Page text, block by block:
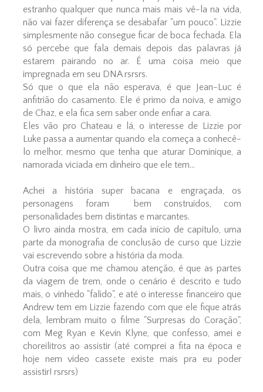
estranho qualquer que nunca mais mais vê-la na vida,
não vai fazer diferença se desabafar "um pouco". Lizzie
simplesmente não consegue ficar de boca fechada. Ela
só percebe que fala demais depois das palavras já
estarem pairando no ar. É uma coisa meio que
impregnada em seu DNA rsrsrs.
Só que o que ela não esperava, é que Jean-Luc é
anfitrião do casamento. Ele é primo da noiva, e amigo
de Chaz, e ela fica sem saber onde enfiar a cara.
Eles vão pro Chateau e lá, o interesse de Lizzie por
Luke passa a aumentar quando ela começa a conhecê-
lo melhor, mesmo que tenha que aturar Dominique, a
namorada viciada em dinheiro que ele tem...
Achei a história super bacana e engraçada, os
personagens foram bem construídos, com
personalidades bem distintas e marcantes.
O livro ainda mostra, em cada início de capítulo, uma
parte da monografia de conclusão de curso que Lizzie
vai escrevendo sobre a história da moda.
Outra coisa que me chamou atenção, é que as partes
da viagem de trem, onde o cenário é descrito e tudo
mais, o vinhedo "falido", e até o interesse financeiro que
Andrew tem em Lizzie fazendo com que ele fique atrás
dela, lembram muito o filme "Surpresas do Coração",
com Meg Ryan e Kevin Klyne, que confesso, amei e
choreilitros ao assistir (até comprei a fita na época e
hoje nem video cassete existe mais pra eu poder
assistir! rsrsrs)